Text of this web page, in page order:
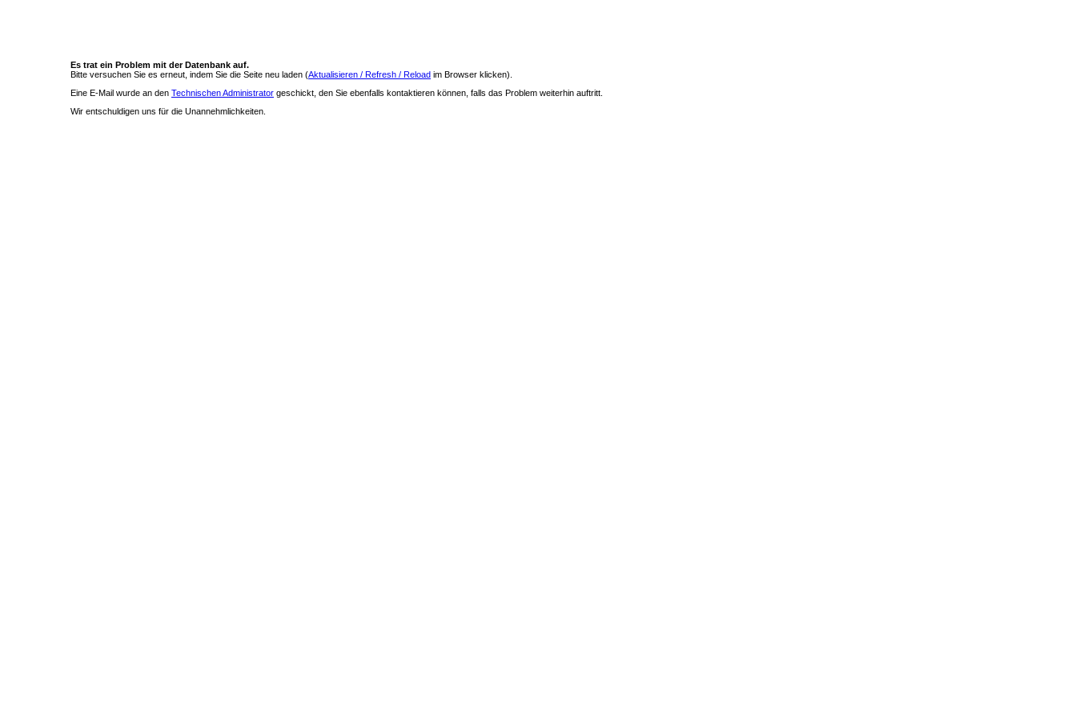
Es trat ein Problem mit der Datenbank auf.
Bitte versuchen Sie es erneut, indem Sie die Seite neu laden (Aktualisieren / Refresh / Reload im Browser klicken).
Eine E-Mail wurde an den Technischen Administrator geschickt, den Sie ebenfalls kontaktieren können, falls das Problem weiterhin auftritt.
Wir entschuldigen uns für die Unannehmlichkeiten.